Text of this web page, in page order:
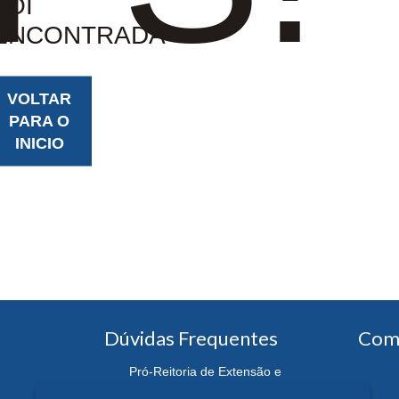
VOLTAR
PARA O
INICIO
Dúvidas Frequentes
Pró-Reitoria de Extensão e